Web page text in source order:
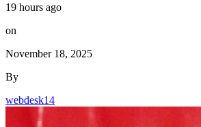
19 hours ago
on
November 18, 2025
By
webdesk14